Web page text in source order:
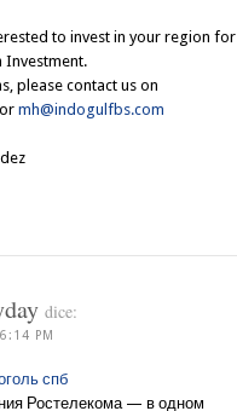
to invest in your region for
Investment.
please contact us on
mh@indogulfbs.com
dice:
PM
спб
Ростелекома — в одном